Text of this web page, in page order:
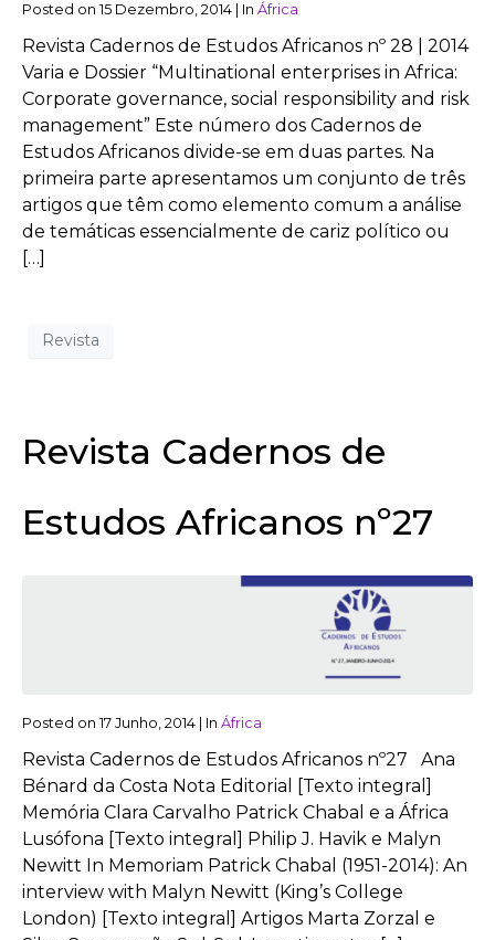
Posted on 15 Dezembro, 2014 | In África
Revista Cadernos de Estudos Africanos nº 28 | 2014
Varia e Dossier “Multinational enterprises in Africa:
Corporate governance, social responsibility and risk
management” Este número dos Cadernos de
Estudos Africanos divide-se em duas partes. Na
primeira parte apresentamos um conjunto de três
artigos que têm como elemento comum a análise
de temáticas essencialmente de cariz político ou
[…]
Revista
Revista Cadernos de
Estudos Africanos nº27
Posted on 17 Junho, 2014 | In África
Revista Cadernos de Estudos Africanos nº27 Ana
Bénard da Costa Nota Editorial [Texto integral]
Memória Clara Carvalho Patrick Chabal e a África
Lusófona [Texto integral] Philip J. Havik e Malyn
Newitt In Memoriam Patrick Chabal (1951-2014): An
interview with Malyn Newitt (King’s College
London) [Texto integral] Artigos Marta Zorzal e